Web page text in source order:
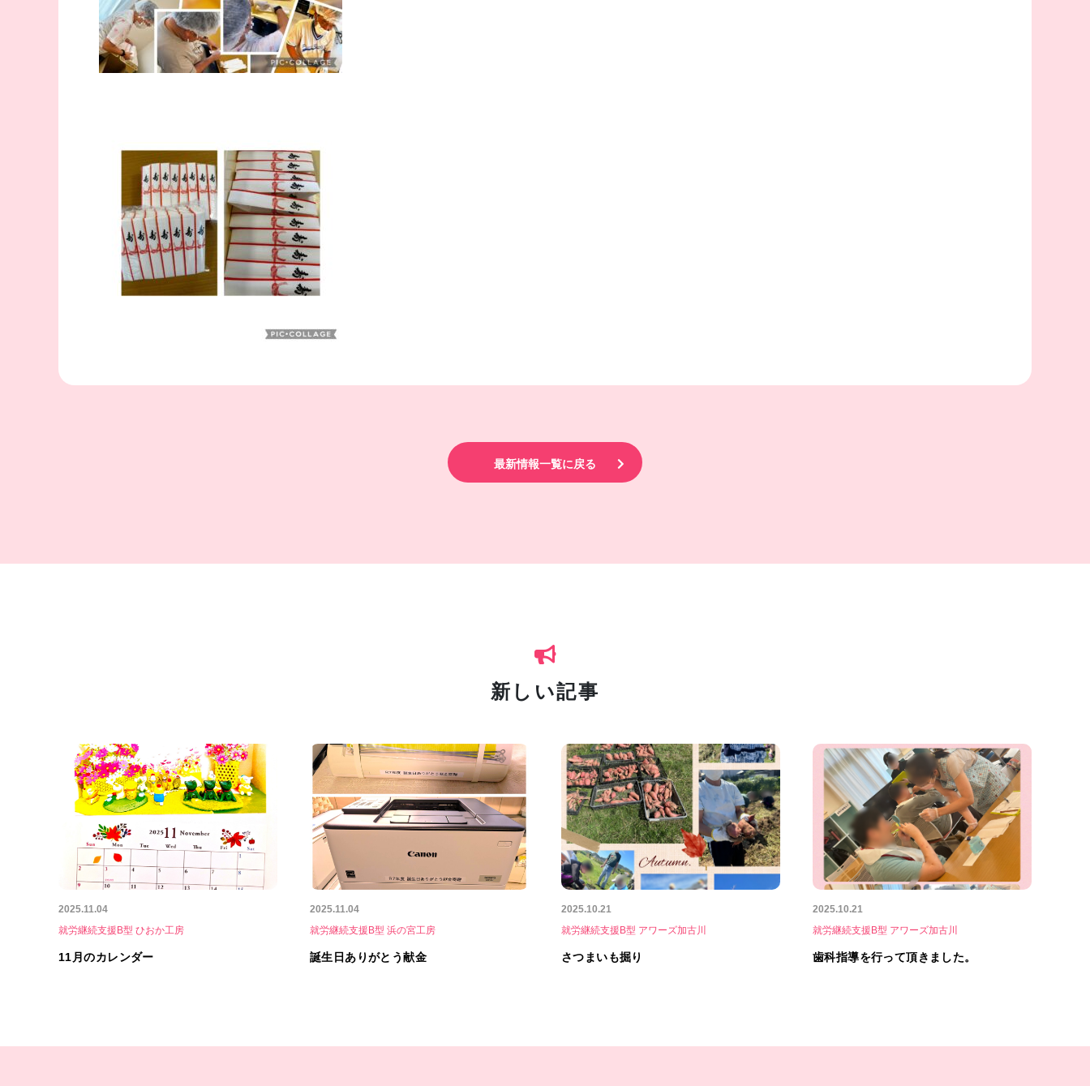
最新情報一覧に戻る
新しい記事
2025.11.04
就労継続支援B型 ひおか工房
11月のカレンダー
2025.11.04
就労継続支援B型 浜の宮工房
誕生日ありがとう献金
2025.10.21
就労継続支援B型 アワーズ加古川
さつまいも掘り
2025.10.21
就労継続支援B型 アワーズ加古川
歯科指導を行って頂きました。